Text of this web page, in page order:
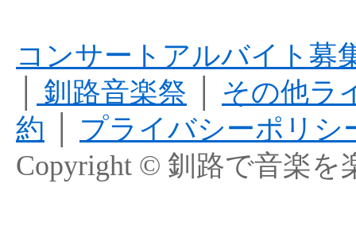
コンサートアルバイト募
釧路音楽祭
その他ラ
約
プライバシーポリシ
Copyright © 釧路で音楽を